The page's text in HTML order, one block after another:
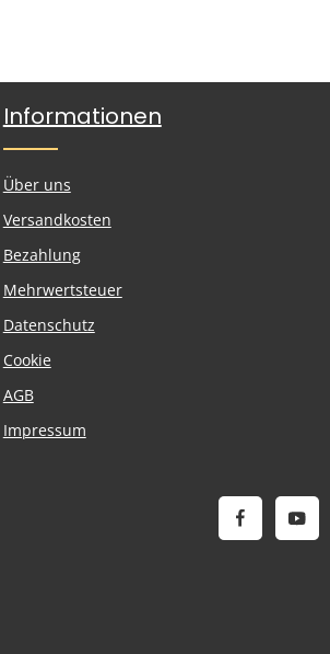
Informationen
Über uns
Versandkosten
Bezahlung
Mehrwertsteuer
Datenschutz
Cookie
AGB
Impressum